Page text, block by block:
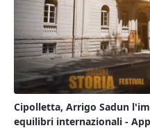
Cipolletta, Arrigo Sadun
equilibri internazionali -